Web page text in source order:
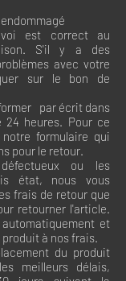
est correct au
S'il y a des
avec votre
sur le bon de
par écrit dans
24 heures. Pour ce
formulaire qui
pour le retour.
ou les
état, nous vous
frais de retour que
retourner l'article.
et
à nos frais.
du produit
meilleurs délais,